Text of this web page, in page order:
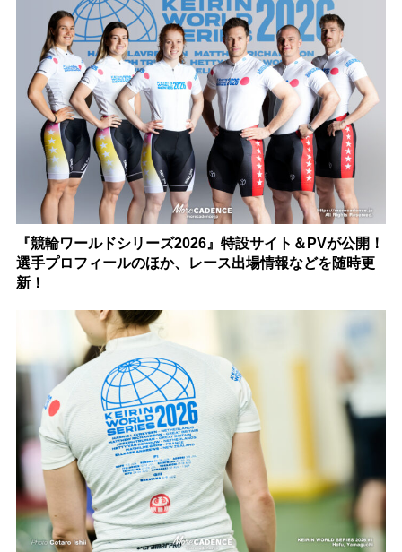
『競輪ワールドシリーズ2026』特設サイト＆PVが公開！
選手プロフィールのほか、レース出場情報などを随時更
新！